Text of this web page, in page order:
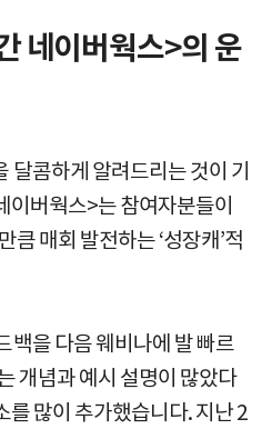
네이버웍스>의 운
콤하게 알려드리는 것이 기
버웍스>는 참여자분들이
큼 매회 발전하는 ‘성장캐’적
백을 다음 웨비나에 발 빠르
개념과 예시 설명이 많았다
를 많이 추가했습니다. 지난 2